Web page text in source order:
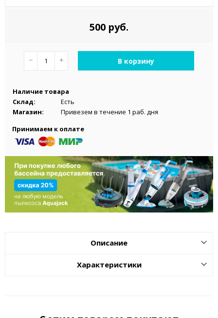
500 руб.
− + В корзину
Наличие товара
Склад:
Есть
Магазин:
Привезем в течение 1 раб. дня
Принимаем к оплате
Описание
Характеристики